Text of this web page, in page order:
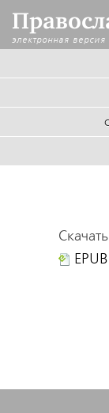
электронная
EPUB